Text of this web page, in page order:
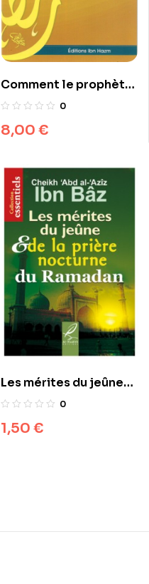
Comment le prophète
jeûnait le mois de
0
8,00 €
Les mérites du jeûne
et de la prière
0
1,50 €